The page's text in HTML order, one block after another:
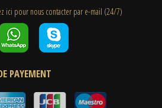
ici pour nous contacter par e-mail (24/7)
PAYEMENT